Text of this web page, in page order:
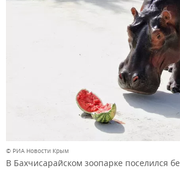
© РИА Новости Крым
В Бахчисарайском зоопарке поселился